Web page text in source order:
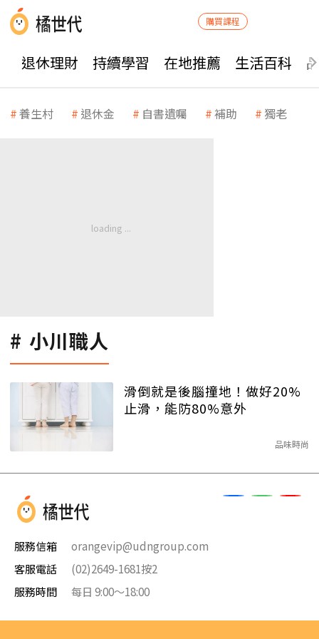
購買課程
退休理財 持續學習 在地推薦 生活百科
養生村 退休金 自書遺囑 補助 獨老
小川職人
滑倒就是後腦撞地！做好20%
止滑，能防80%意外
品味時尚
服務信箱
orangevip@udngroup.com
客服電話
(02)2649-1681按2
服務時間
每日 9:00～18:00